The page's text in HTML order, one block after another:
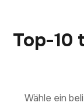
Top-10
Wähle ein